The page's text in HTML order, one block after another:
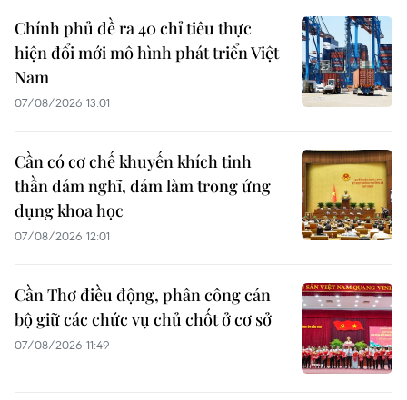
Chính phủ đề ra 40 chỉ tiêu thực
hiện đổi mới mô hình phát triển Việt
Nam
07/08/2026 13:01
Cần có cơ chế khuyến khích tinh
thần dám nghĩ, dám làm trong ứng
dụng khoa học
07/08/2026 12:01
Cần Thơ điều động, phân công cán
bộ giữ các chức vụ chủ chốt ở cơ sở
07/08/2026 11:49